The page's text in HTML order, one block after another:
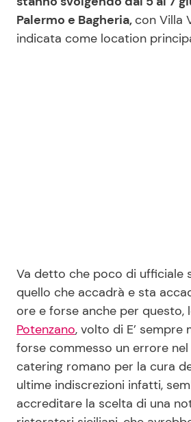
Viaggi e Turismo
Redazione
Contattaci
Pubblicità
Privacy Policy
Palermo e Bagheria, con Villa
indicata come location
Va detto che poco di ufficiale
quello che accadrà e sta
ore e forse anche per questo,
Potenzano, volto di E’ sempre
forse commesso un errore
catering romano per la cura
ultime indiscrezioni infatti,
accreditare la scelta di una